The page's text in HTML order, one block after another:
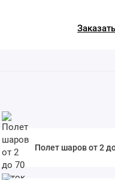
Полет шаров от 2